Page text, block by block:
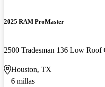
2025 RAM ProMaster
2500 Tradesman 136 Low Roof
Houston, TX
6 millas